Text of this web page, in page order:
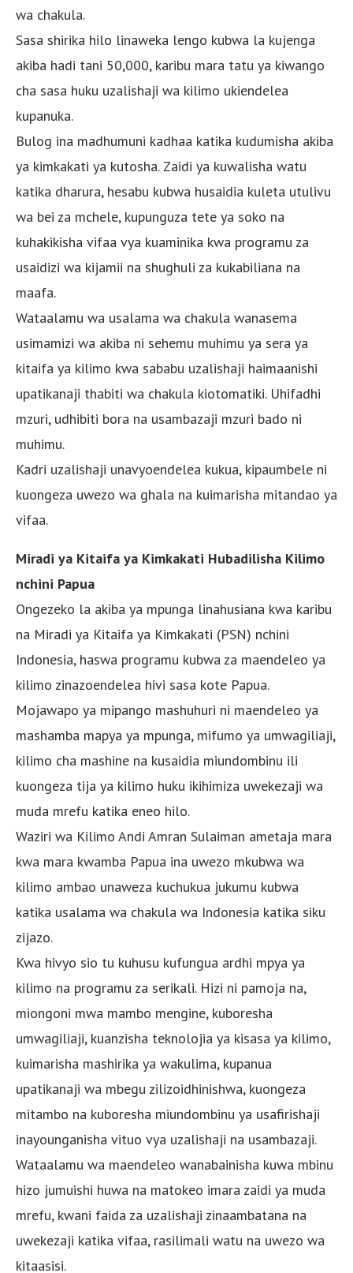
wa chakula.
Sasa shirika hilo linaweka lengo kubwa la kujenga
akiba hadi tani 50,000, karibu mara tatu ya kiwango
cha sasa huku uzalishaji wa kilimo ukiendelea
kupanuka.
Bulog ina madhumuni kadhaa katika kudumisha akiba
ya kimkakati ya kutosha. Zaidi ya kuwalisha watu
katika dharura, hesabu kubwa husaidia kuleta utulivu
wa bei za mchele, kupunguza tete ya soko na
kuhakikisha vifaa vya kuaminika kwa programu za
usaidizi wa kijamii na shughuli za kukabiliana na
maafa.
Wataalamu wa usalama wa chakula wanasema
usimamizi wa akiba ni sehemu muhimu ya sera ya
kitaifa ya kilimo kwa sababu uzalishaji haimaanishi
upatikanaji thabiti wa chakula kiotomatiki. Uhifadhi
mzuri, udhibiti bora na usambazaji mzuri bado ni
muhimu.
Kadri uzalishaji unavyoendelea kukua, kipaumbele ni
kuongeza uwezo wa ghala na kuimarisha mitandao ya
vifaa.
Miradi ya Kitaifa ya Kimkakati Hubadilisha Kilimo
nchini Papua
Ongezeko la akiba ya mpunga linahusiana kwa karibu
na Miradi ya Kitaifa ya Kimkakati (PSN) nchini
Indonesia, haswa programu kubwa za maendeleo ya
kilimo zinazoendelea hivi sasa kote Papua.
Mojawapo ya mipango mashuhuri ni maendeleo ya
mashamba mapya ya mpunga, mifumo ya umwagiliaji,
kilimo cha mashine na kusaidia miundombinu ili
kuongeza tija ya kilimo huku ikihimiza uwekezaji wa
muda mrefu katika eneo hilo.
Waziri wa Kilimo Andi Amran Sulaiman ametaja mara
kwa mara kwamba Papua ina uwezo mkubwa wa
kilimo ambao unaweza kuchukua jukumu kubwa
katika usalama wa chakula wa Indonesia katika siku
zijazo.
Kwa hivyo sio tu kuhusu kufungua ardhi mpya ya
kilimo na programu za serikali. Hizi ni pamoja na,
miongoni mwa mambo mengine, kuboresha
umwagiliaji, kuanzisha teknolojia ya kisasa ya kilimo,
kuimarisha mashirika ya wakulima, kupanua
upatikanaji wa mbegu zilizoidhinishwa, kuongeza
mitambo na kuboresha miundombinu ya usafirishaji
inayounganisha vituo vya uzalishaji na usambazaji.
Wataalamu wa maendeleo wanabainisha kuwa mbinu
hizo jumuishi huwa na matokeo imara zaidi ya muda
mrefu, kwani faida za uzalishaji zinaambatana na
uwekezaji katika vifaa, rasilimali watu na uwezo wa
kitaasisi.